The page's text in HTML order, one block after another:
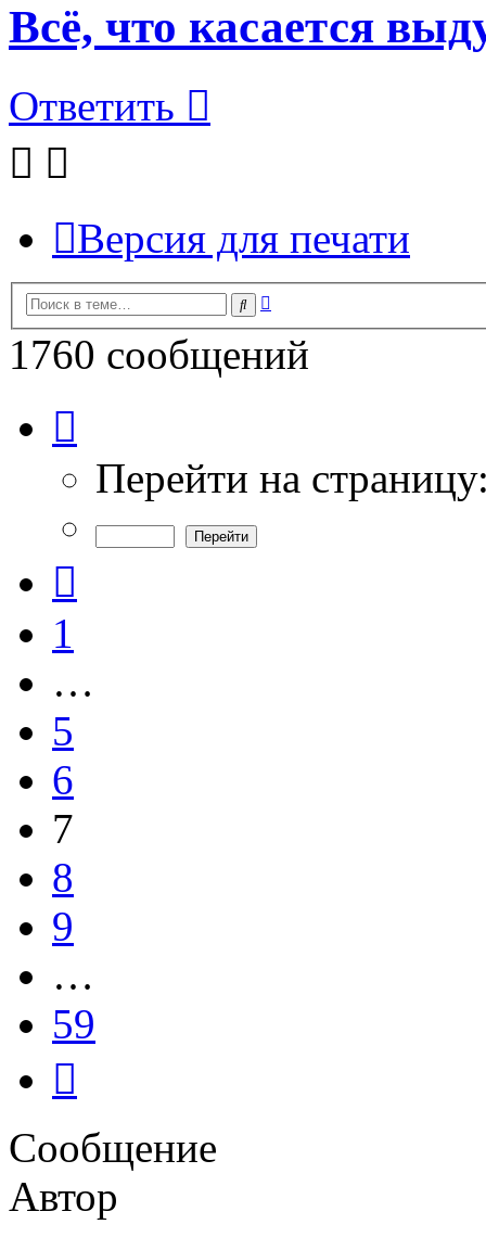
Всё, что касается
Ответить
Версия для печати
Поиск
1760 сообщений
из
Перейти на
1
…
5
6
7
8
9
…
59
Сообщение
Автор